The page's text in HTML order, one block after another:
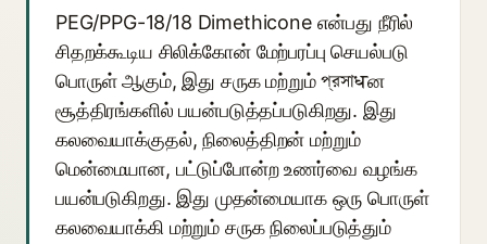
PEG/PPG-18/18 Dimethicone என்பது நீரில்
சிதறக்கூடிய சிலிக்கோன் மேற்பரப்பு செயல்படு
பொருள் ஆகும், இது சருக மற்றும் প্রসাधன
சூத்திரங்களில் பயன்படுத்தப்படுகிறது. இது
கலவையாக்குதல், நிலைத்திறன் மற்றும்
மென்மையான, பட்டுப்போன்ற உணர்வை வழங்க
பயன்படுகிறது. இது முதன்மையாக ஒரு பொருள்
கலவையாக்கி மற்றும் சருக நிலைப்படுத்தும்